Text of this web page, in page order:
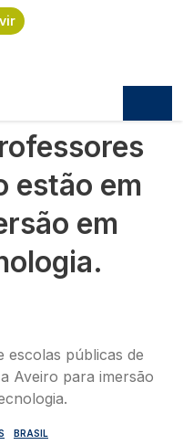
Pernambuco estão
estão em
em
BRASIL